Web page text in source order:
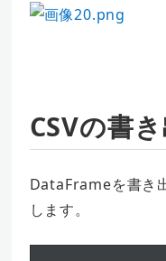
CSVの書
DataFrameを書き
します。